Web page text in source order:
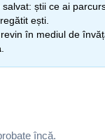
știi ce ai
ești.
în mediul de
încă.